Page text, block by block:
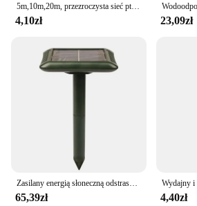
4,10zł 23,09zł
65,39zł 4,40zł